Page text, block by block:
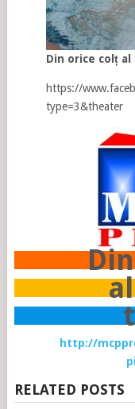
Din orice colț
https://
type=3&theater
http://
RELATED POSTS